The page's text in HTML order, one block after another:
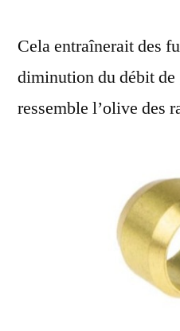
Cela entraînerait des
diminution du débit
ressemble l’olive des